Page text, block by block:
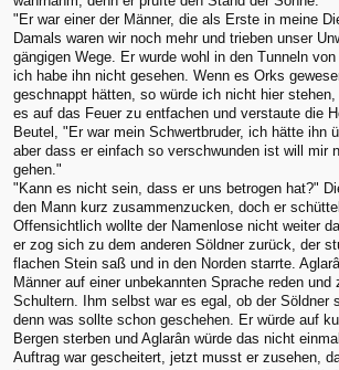
"Er war einer der Männer, die als Erste in meine
Damals waren wir noch mehr und trieben unser
gängigen Wege. Er wurde wohl in den Tunneln
ich habe ihn nicht gesehen. Wenn es Orks
geschnappt hätten, so würde ich nicht hier
es auf das Feuer zu entfachen und verstaute die
Beutel, "Er war mein Schwertbruder, ich hätte ihn
aber dass er einfach so verschwunden ist will mir
gehen."
"Kann es nicht sein, dass er uns betrogen hat?"
den Mann kurz zusammenzucken, doch er
Offensichtlich wollte der Namenlose nicht weiter
er zog sich zu dem anderen Söldner zurück, der
flachen Stein saß und in den Norden starrte.
Männer auf einer unbekannten Sprache reden
Schultern. Ihm selbst war es egal, ob der Söldner
denn was sollte schon geschehen. Er würde auf
Bergen sterben und Aglarân würde das nicht
Auftrag war gescheitert, jetzt musst er zusehen,